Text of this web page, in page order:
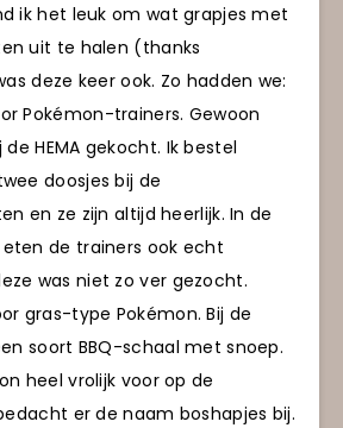
ik het leuk om wat grapjes met
uit te halen (thanks
deze keer ook. Zo hadden we:
Pokémon-trainers. Gewoon
HEMA gekocht. Ik bestel
doosjes bij de
en ze zijn altijd heerlijk. In de
de trainers ook echt
was niet zo ver gezocht.
gras-type Pokémon. Bij de
soort BBQ-schaal met snoep.
heel vrolijk voor op de
er de naam boshapjes bij.